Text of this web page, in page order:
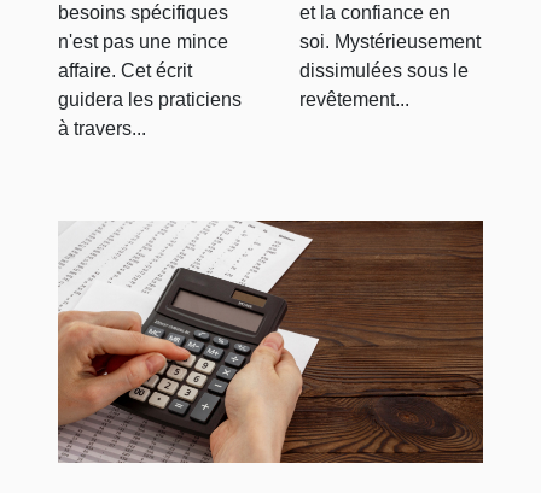
besoins spécifiques
n'est pas une mince
affaire. Cet écrit
guidera les praticiens
à travers...
et la confiance en
soi. Mystérieusement
dissimulées sous le
revêtement...